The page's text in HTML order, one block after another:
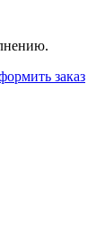
заказ